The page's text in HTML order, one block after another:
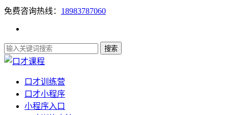
免费咨询热线： 18983787060
口才训练营
口才小程序
小程序入口